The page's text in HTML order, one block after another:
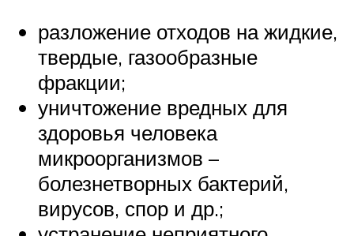
разложение отходов на жидкие,
твердые, газообразные
фракции;
уничтожение вредных для
здоровья человека
микроорганизмов –
болезнетворных бактерий,
вирусов, спор и др.;